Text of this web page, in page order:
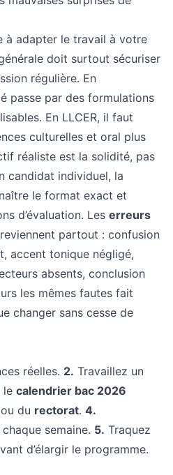
à adapter le travail à votre
doit surtout sécuriser
régulière. En
passe par des formulations
En LLCER, il faut
culturelles et oral plus
réaliste est la solidité, pas
candidat individuel, la
le format exact et
d’évaluation. Les erreurs
reviennent partout : confusion
accent tonique négligé,
absents, conclusion
les mêmes fautes fait
changer sans cesse de
réelles. 2. Travaillez un
le calendrier bac 2026
du rectorat. 4.
semaine. 5. Traquez
d’élargir le programme.